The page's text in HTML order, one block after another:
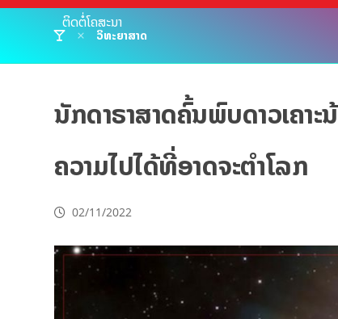
ຕິດຕໍ່ໂຄສະນາ
ວິທະຍາສາດ
ນັກດາຣາສາດຄົ້ນພົບດາວເຄາະ
ຄວາມໄປໄດ້ທີ່ອາດຈະຕໍາໂລກ
02/11/2022